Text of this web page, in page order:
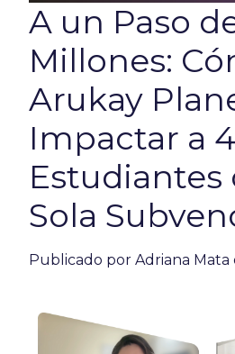
A un Paso
Millones:
Arukay
Impactar a
Estudiantes
Sola
Publicado por Adriana Mata